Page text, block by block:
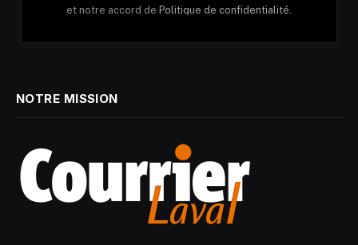
et notre accord de Politique de confidentialité.
NOTRE MISSION